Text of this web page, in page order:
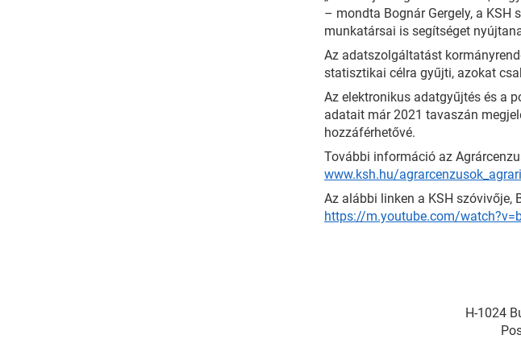
– mondta Bognár Gergely, a
munkatársai is segítséget
Az adatszolgáltatást
statisztikai célra gyűjti, azokat
Az elektronikus adatgyűjtés és a
adatait már 2021 tavaszán
hozzáférhetővé.
További információ az
www.ksh.hu/
Az alábbi linken a KSH szóvivője,
https://m.youtube.com/
H-1024